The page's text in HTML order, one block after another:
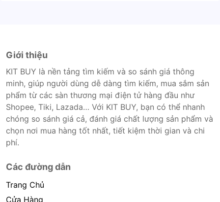
Giới thiệu
KIT BUY là nền tảng tìm kiếm và so sánh giá thông
minh, giúp người dùng dễ dàng tìm kiếm, mua sắm sản
phẩm từ các sàn thương mại điện tử hàng đầu như
Shopee, Tiki, Lazada… Với KIT BUY, bạn có thể nhanh
chóng so sánh giá cả, đánh giá chất lượng sản phẩm và
chọn nơi mua hàng tốt nhất, tiết kiệm thời gian và chi
phí.
Các đường dẫn
Trang Chủ
Cửa Hàng